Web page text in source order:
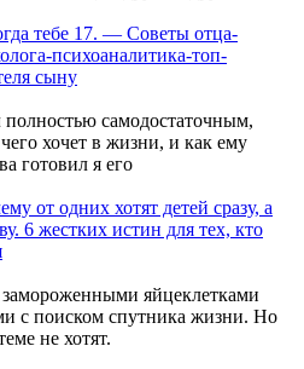
тебе 17. — Советы отца-
психоаналитика-топ-
сыну
самодостаточным,
хочет в жизни, и как ему
готовил я его
от одних хотят детей сразу, а
6 жестких истин для тех, кто
яйцеклетками
с поиском спутника жизни. Но
не хотят.